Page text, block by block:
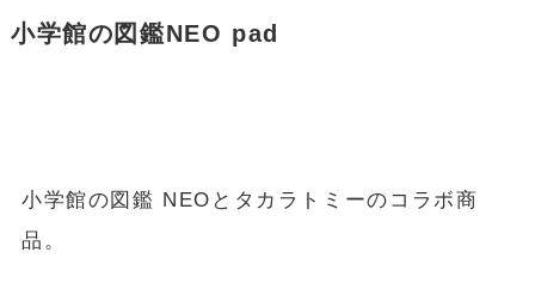
小学館の図鑑NEO pad
小学館の図鑑 NEOとタカラトミーのコラボ商
品。